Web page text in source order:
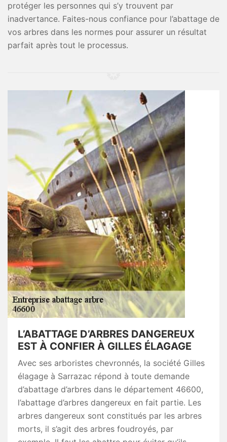
protéger les personnes qui s’y trouvent par
inadvertance. Faites-nous confiance pour l’abattage de
vos arbres dans les normes pour assurer un résultat
parfait après tout le processus.
L’ABATTAGE D’ARBRES DANGEREUX
EST À CONFIER À GILLES ÉLAGAGE
Avec ses arboristes chevronnés, la société Gilles
élagage à Sarrazac répond à toute demande
d’abattage d’arbres dans le département 46600,
l’abattage d’arbres dangereux en fait partie. Les
arbres dangereux sont constitués par les arbres
morts, il s’agit des arbres foudroyés, par